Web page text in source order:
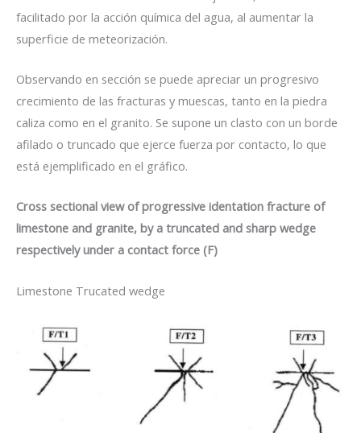
facilitado por la acción química del agua, al aumentar la
superficie de meteorización.
Observando en sección se puede apreciar un progresivo
crecimiento de las fracturas y muescas, tanto en la piedra
caliza como en el granito. Se supone un clasto con un borde
afilado o truncado que ejerce fuerza por contacto, lo que
está ejemplificado en el gráfico.
Cross sectional view of progressive identation fracture of
limestone and granite, by a truncated and sharp wedge
respectively under a contact force (F)
Limestone Trucated wedge